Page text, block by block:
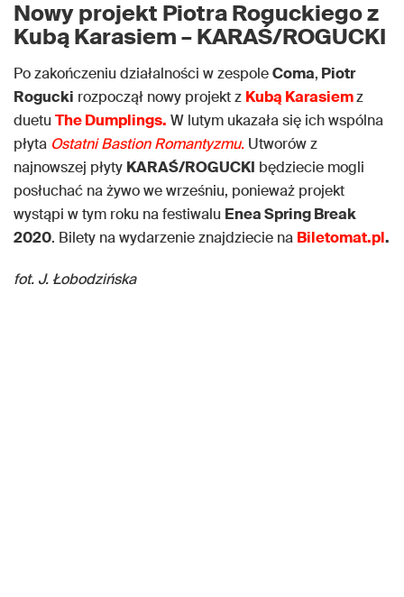
Nowy projekt Piotra Roguckiego z
Kubą Karasiem – KARAŚ/ROGUCKI
Po zakończeniu działalności w zespoleComa, Piotr
Rogucki rozpoczął nowy projekt z Kubą Karasiemz
duetu The Dumplings. W lutym ukazała się ich wspólna
płyta Ostatni Bastion Romantyzmu. Utworów z
najnowszej płyty KARAŚ/ROGUCKI będziecie mogli
posłuchać na żywo we wrześniu, ponieważ projekt
wystąpi w tym roku na festiwalu Enea Spring Break
2020. Bilety na wydarzenie znajdziecie na Biletomat.pl.
fot. J. Łobodzińska